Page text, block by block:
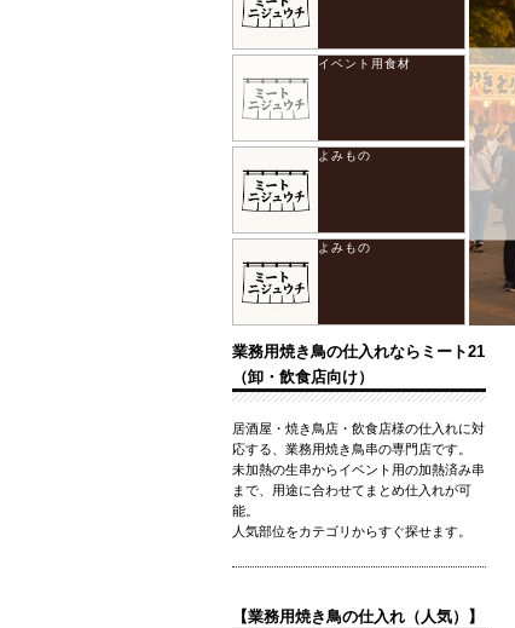
業務用焼き鳥の仕入れならミート21
（卸・飲食店向け）
居酒屋・焼き鳥店・飲食店様の仕入れに対
応する、業務用焼き鳥串の専門店です。
未加熱の生串からイベント用の加熱済み串
まで、用途に合わせてまとめ仕入れが可
能。
人気部位をカテゴリからすぐ探せます。
【業務用焼き鳥の仕入れ（人気）】